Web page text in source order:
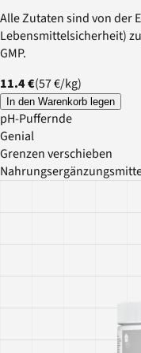
Alle Zutaten sind von der
Lebensmittelsicherheit)
GMP.
11.4 €(57 €/kg)
In den Warenkorb legen
pH-Puffernde
Genial
Grenzen verschieben